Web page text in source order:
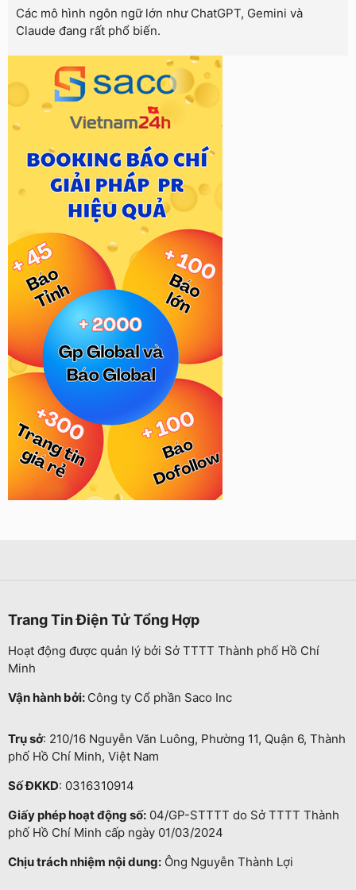
Các mô hình ngôn ngữ lớn như ChatGPT, Gemini và
Claude đang rất phổ biến.
Trang Tin Điện Tử Tổng Hợp
Hoạt động được quản lý bởi Sở TTTT Thành phố Hồ Chí
Minh
Vận hành bởi: Công ty Cổ phần Saco Inc
Trụ sở: 210/16 Nguyễn Văn Luông, Phường 11, Quận 6, Thành
phố Hồ Chí Minh, Việt Nam
Số ĐKKD: 0316310914
Giấy phép hoạt động số: 04/GP-STTTT do Sở TTTT Thành
phố Hồ Chí Minh cấp ngày 01/03/2024
Chịu trách nhiệm nội dung: Ông Nguyễn Thành Lợi